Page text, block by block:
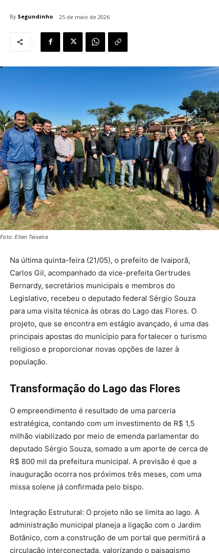
By Segundinho 25 de maio de 2026
Foto: Ellen Teixeira
Na última quinta-feira (21/05), o prefeito de Ivaiporã,
Carlos Gil, acompanhado da vice-prefeita Gertrudes
Bernardy, secretários municipais e membros do
Legislativo, recebeu o deputado federal Sérgio Souza
para uma visita técnica às obras do Lago das Flores. O
projeto, que se encontra em estágio avançado, é uma das
principais apostas do município para fortalecer o turismo
religioso e proporcionar novas opções de lazer à
população.
Transformação do Lago das Flores
O empreendimento é resultado de uma parceria
estratégica, contando com um investimento de R$ 1,5
milhão viabilizado por meio de emenda parlamentar do
deputado Sérgio Souza, somado a um aporte de cerca de
R$ 800 mil da prefeitura municipal. A previsão é que a
inauguração ocorra nos próximos três meses, com uma
missa solene já confirmada pelo bispo.
Integração Estrutural: O projeto não se limita ao lago. A
administração municipal planeja a ligação com o Jardim
Botânico, com a construção de um portal que permitirá a
circulação interconectada, valorizando o paisagismo